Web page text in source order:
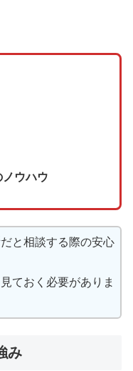
ノウハウ
と相談する際の安心
ておく必要がありま
み